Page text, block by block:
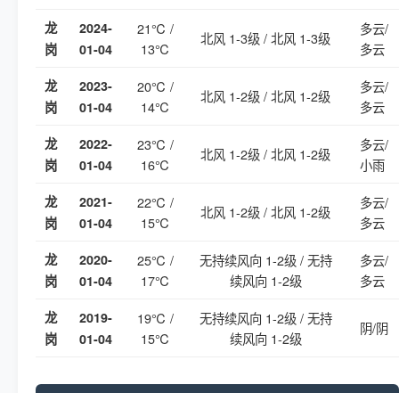
龙
岗
2024-
01-04
21℃ /
13℃
北风 1-3级 / 北风 1-3级
多云/
多云
龙
岗
2023-
01-04
20℃ /
14℃
北风 1-2级 / 北风 1-2级
多云/
多云
龙
岗
2022-
01-04
23℃ /
16℃
北风 1-2级 / 北风 1-2级
多云/
小雨
龙
岗
2021-
01-04
22℃ /
15℃
北风 1-2级 / 北风 1-2级
多云/
多云
龙
岗
2020-
01-04
25℃ /
17℃
无持续风向 1-2级 / 无持
续风向 1-2级
多云/
多云
龙
岗
2019-
01-04
19℃ /
15℃
无持续风向 1-2级 / 无持
续风向 1-2级
阴/阴